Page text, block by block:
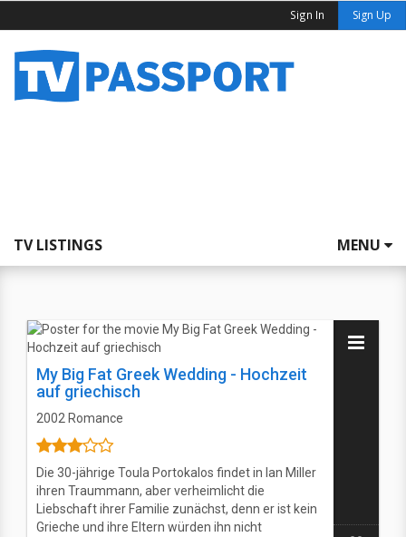
Sign In Sign Up
TV LISTINGS MENU
My Big Fat Greek Wedding - Hochzeit
auf griechisch
2002 Romance
Die 30-jährige Toula Portokalos findet in Ian Miller
ihren Traummann, aber verheimlicht die
Liebschaft ihrer Familie zunächst, denn er ist kein
Grieche und ihre Eltern würden ihn nicht